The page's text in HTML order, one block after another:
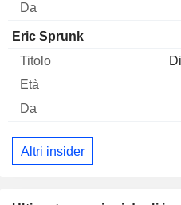
Eric Sprunk
Altri insider